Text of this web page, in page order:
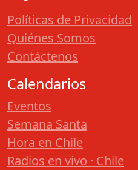
Políticas de Privacidad
Quiénes Somos
Contáctenos
Calendarios
Eventos
Semana Santa
Hora en Chile
Radios en vivo · Chile